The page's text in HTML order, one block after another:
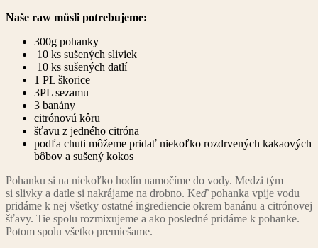
Naše raw müsli potrebujeme:
300g pohanky
10 ks sušených sliviek
10 ks sušených datlí
1 PL škorice
3PL sezamu
3 banány
citrónovú kôru
šťavu z jedného citróna
podľa chuti môžeme pridať niekoľko rozdrvených kakaových
bôbov a sušený kokos​
Pohanku si na niekoľko hodín namočíme do vody. Medzi tým
si slivky a datle si nakrájame na drobno. Keďpohanka vpije vodu
pridáme k nej všetky ostatné ingrediencie okrem banánu a citrónovej
šťavy. Tie spolu rozmixujeme a ako posledné pridáme k pohanke.
Potom spolu všetko premiešame.